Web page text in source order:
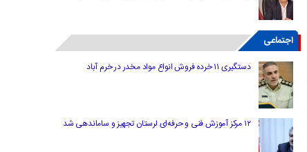
اجتماعی
دستگیری ۱۱ خرده فروش انواع مواد مخدر در خرم آباد
۱۲ مرکز آموزش فنی و حرفه‌ای لرستان تجهیز و ساماندهی شد